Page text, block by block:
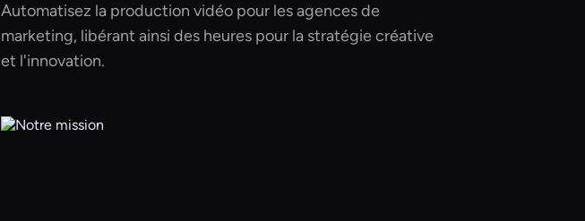
Automatisez la production vidéo pour les agences de
marketing, libérant ainsi des heures pour la stratégie créative
et l'innovation.